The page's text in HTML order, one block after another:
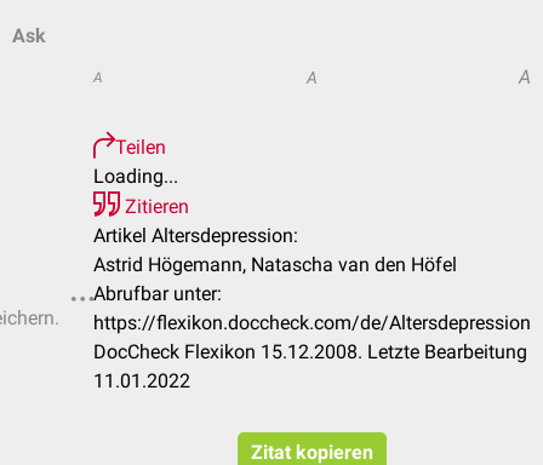
Ask
A A A
Teilen
Loading...
Zitieren
Artikel Altersdepression:
Astrid Högemann, Natascha van den Höfel
Abrufbar unter:
https://flexikon.doccheck.com/de/Altersdepression
DocCheck Flexikon 15.12.2008. Letzte Bearbeitung
11.01.2022
Zitat kopieren